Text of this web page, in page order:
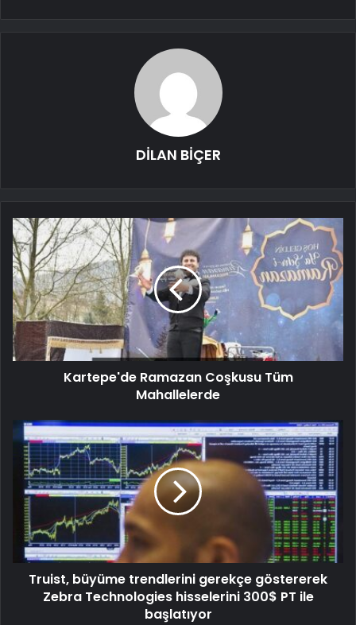
DİLAN BİÇER
Kartepe'de Ramazan Coşkusu Tüm
Mahallelerde
Truist, büyüme trendlerini gerekçe göstererek
Zebra Technologies hisselerini 300$ PT ile
başlatıyor